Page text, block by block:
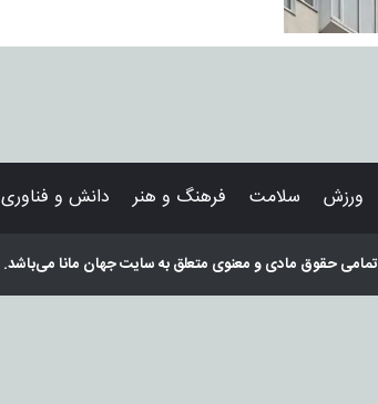
ورزش سلامت فرهنگ و هنر دانش و فناوری
تمامی حقوق مادی و معنوی متعلق به سایتجهان مانامی‌باشد.